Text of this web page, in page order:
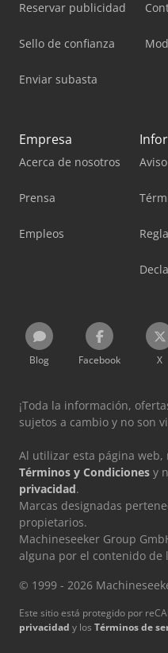
Reservar publicidad
Sello de confianza
Enviar subasta
Empresa
Acerca de nosotros
Prensa
Empleos
Blog Facebook X
¡Toda la información,
sujetos a cambio y no son
Al utilizar esta página web,
Términos y Condiciones y
privacidad.
Marcas designadas
propietarios.
Machineseeker Group
alguna por el contenido de
© 1999 - 2026
Este sitio está protegido por
privacidad y los Términos de